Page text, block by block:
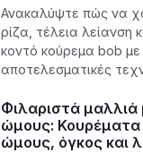
Ανακαλύψτε πώς να
ρίζα, τέλεια λείανση
κοντό κούρεμα bob με
αποτελεσματικές
Φιλαριστά μαλλιά
ώμους: Κουρέματα
ώμους, όγκος και